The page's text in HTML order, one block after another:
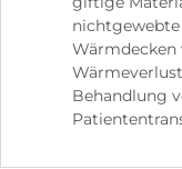
nichtgewebte
Wärmdecken
Behandlung